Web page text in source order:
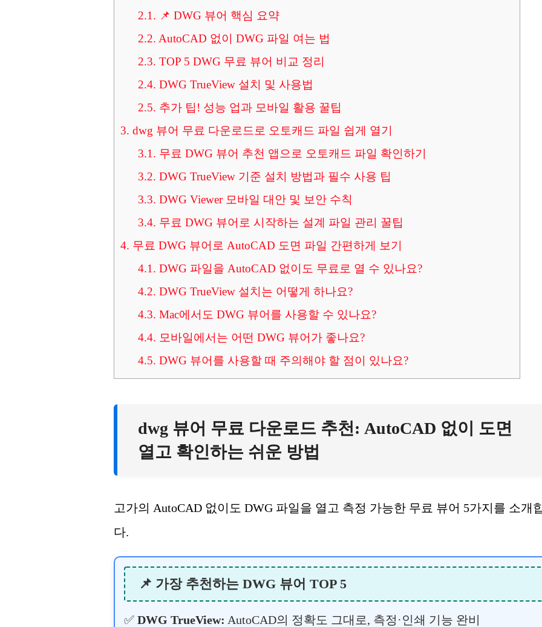
2.1. 📌 DWG 뷰어 핵심 요약
2.2. AutoCAD 없이 DWG 파일 여는 법
2.3. TOP 5 DWG 무료 뷰어 비교 정리
2.4. DWG TrueView 설치 및 사용법
2.5. 추가 팁! 성능 업과 모바일 활용 꿀팁
3. dwg 뷰어 무료 다운로드로 오토캐드 파일 쉽게 열기
3.1. 무료 DWG 뷰어 추천 앱으로 오토캐드 파일 확인하기
3.2. DWG TrueView 기준 설치 방법과 필수 사용 팁
3.3. DWG Viewer 모바일 대안 및 보안 수칙
3.4. 무료 DWG 뷰어로 시작하는 설계 파일 관리 꿀팁
4. 무료 DWG 뷰어로 AutoCAD 도면 파일 간편하게 보기
4.1. DWG 파일을 AutoCAD 없이도 무료로 열 수 있나요?
4.2. DWG TrueView 설치는 어떻게 하나요?
4.3. Mac에서도 DWG 뷰어를 사용할 수 있나요?
4.4. 모바일에서는 어떤 DWG 뷰어가 좋나요?
4.5. DWG 뷰어를 사용할 때 주의해야 할 점이 있나요?
dwg 뷰어 무료 다운로드 추천: AutoCAD 없이 도면
열고 확인하는 쉬운 방법
고가의 AutoCAD 없이도 DWG 파일을 열고 측정 가능한 무료 뷰어 5가지를 소개
다.
📌 가장 추천하는 DWG 뷰어 TOP 5
✅ DWG TrueView: AutoCAD의 정확도 그대로, 측정·인쇄 기능 완비